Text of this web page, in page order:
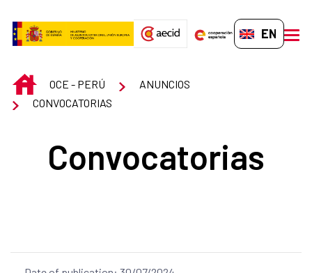
EN-GB
INICIOOCE - PERÚ
ANUNCIOS
CONVOCATORIAS
Convocatorias